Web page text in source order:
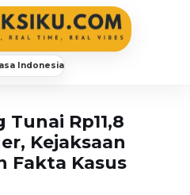
Indonesia
Rp11,8
Kejaksaan
Fakta Kasus